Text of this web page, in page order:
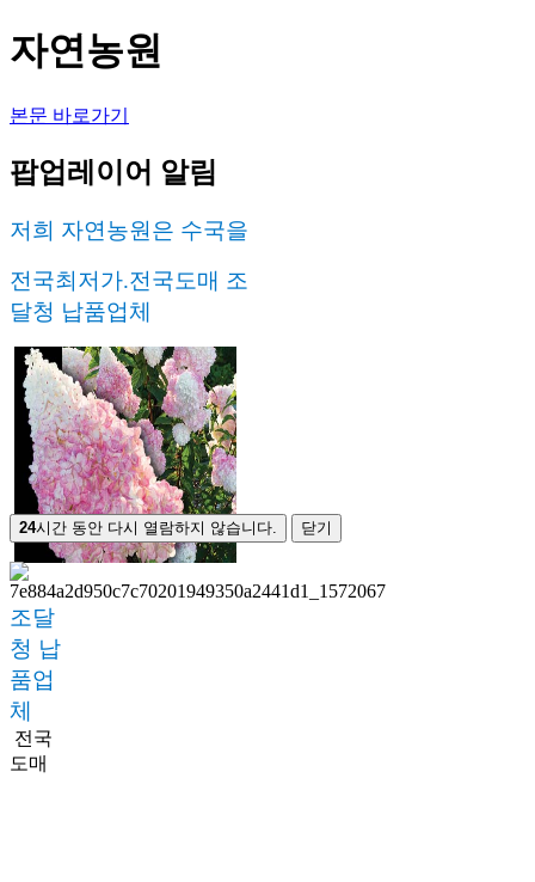
자연농원
본문 바로가기
팝업레이어 알림
저희 자연농원은 수국을
전국최저가.전국도매 조
달청 납품업체
24시간 동안 다시 열람하지 않습니다. 닫기
조달
청 납
품업
체
전국
도매